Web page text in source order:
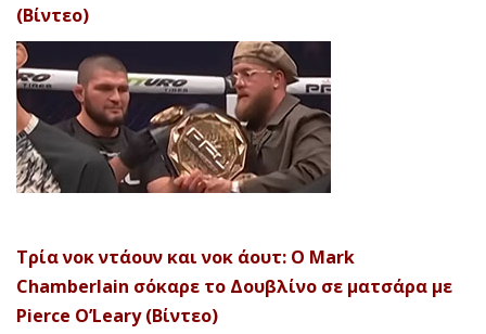
(Βίντεο)
Τρία νοκ ντάουν και νοκ άουτ: Ο Mark
Chamberlain σόκαρε το Δουβλίνο σε ματσάρα με
Pierce O’Leary (Βίντεο)